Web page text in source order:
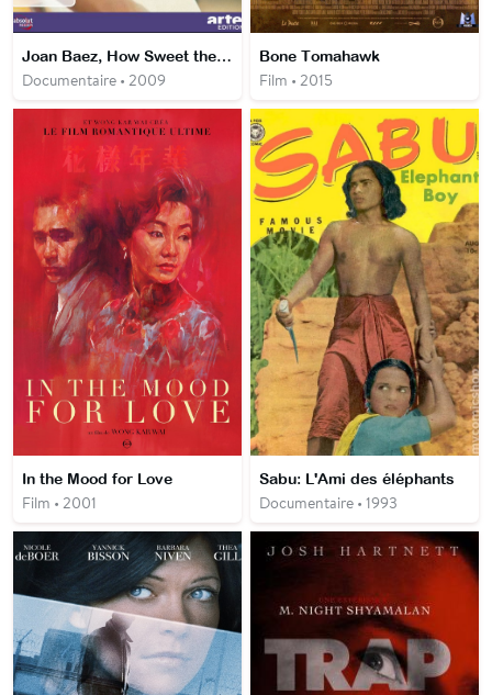
Joan Baez, How Sweet the Sound
Documentaire • 2009
Bone Tomahawk
Film • 2015
In the Mood for Love
Film • 2001
Sabu: L'Ami des éléphants
Documentaire • 1993